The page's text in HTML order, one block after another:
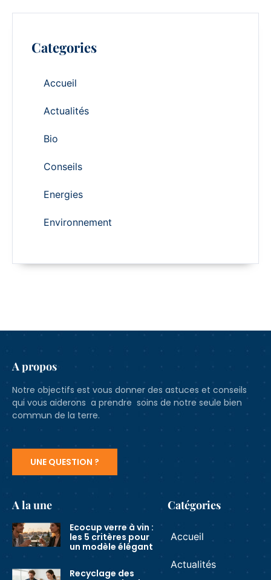
Categories
Accueil
Actualités
Bio
Conseils
Energies
Environnement
A propos
Notre objectifs est vous donner des astuces et conseils
qui vous aiderons a prendre soins de notre seule bien
commun de la terre.
UNE QUESTION ?
A la une
Ecocup verre à vin :
les 5 critères pour
un modèle élégant
Recyclage des
Catégories
Accueil
Actualités